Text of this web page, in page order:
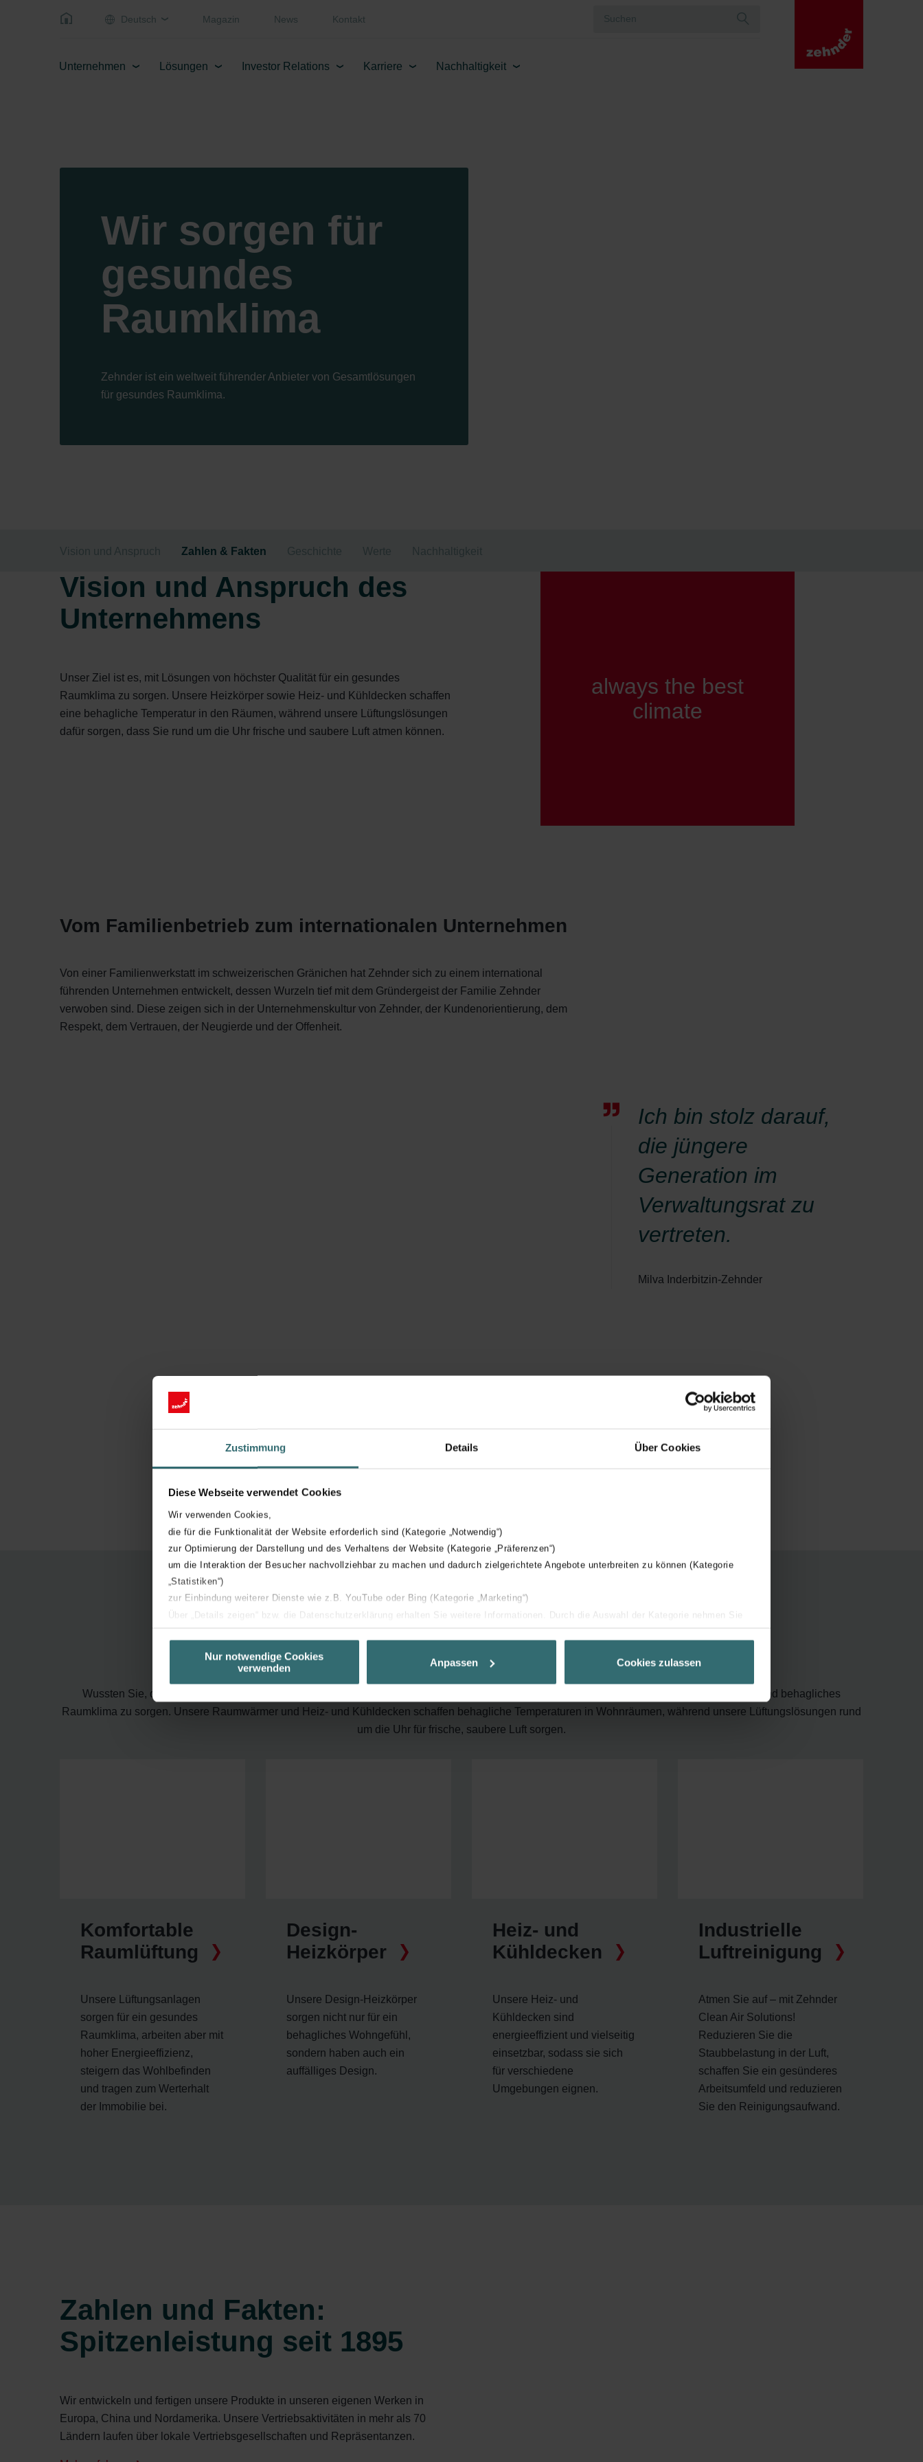
Zustimmung Details Über Cookies
Diese Webseite verwendet Cookies
Wir verwenden Cookies,
die für die Funktionalität der Website erforderlich sind (Kategorie „Notwendig“)
zur Optimierung der Darstellung und des Verhaltens der Website (Kategorie „Präferenzen“)
um die Interaktion der Besucher nachvollziehbar zu machen und dadurch zielgerichtete Angebote unterbreiten zu können (Kategorie
„Statistiken“)
zur Einbindung weiterer Dienste wie z.B. YouTube oder Bing (Kategorie „Marketing“)
Über „Details zeigen“ bzw. die Datenschutzerklärung erhalten Sie weitere Informationen. Durch die Auswahl der Kategorie nehmen Sie
unserer Website verwenden, um Ihnen die bestmögliche Nutzererfahrung zu ermöglichen und Ihnen maßgeschneiderte Informationen
basierend auf Ihren Interessen zur Verfügung zu stellen. Alle Einwilligungen können Sie selbstverständlich über einen Link in der
Datenschutzerklärung widerrufen.
Zehnder Group UK Limited: Privacy Policy
Nur notwendige Cookies
verwenden
Anpassen Cookies zulassen
Deutsch Magazin News Kontakt
Unternehmen Lösungen Investor Relations Karriere Nachhaltigkeit
Wir sorgen für
gesundes
Raumklima
Zehnder ist ein weltweit führender Anbieter von Gesamtlösungen
für gesundes Raumklima.
Vision und Anspruch Zahlen & Fakten Geschichte Werte Nachhaltigkeit
Vision und Anspruch des
Unternehmens
Unser Ziel ist es, mit Lösungen von höchster Qualität für ein gesundes
Raumklima zu sorgen. Unsere Heizkörper sowie Heiz- und Kühldecken schaffen
eine behagliche Temperatur in den Räumen, während unsere Lüftungslösungen
dafür sorgen, dass Sie rund um die Uhr frische und saubere Luft atmen können.
always the best
climate
Vom Familienbetrieb zum internationalen Unternehmen
Von einer Familienwerkstatt im schweizerischen Gränichen hat Zehnder sich zu einem international
führenden Unternehmen entwickelt, dessen Wurzeln tief mit dem Gründergeist der Familie Zehnder
verwoben sind. Diese zeigen sich in der Unternehmenskultur von Zehnder, der Kundenorientierung, dem
Respekt, dem Vertrauen, der Neugierde und der Offenheit.
Dr. Hans-Peter Zehnder und Milva Inderbitzin-Zehnder
Ich bin stolz darauf,
die jüngere
Generation im
Verwaltungsrat zu
vertreten.
Milva Inderbitzin-Zehnder
Lösung für perfektes Raumklima
Wussten Sie, dass wir 90% unserer Zeit in Innenräumen verbringen? Zehnders Mission ist es, mit erstklassigen Lösungen für ein gesundes und behagliches
Raumklima zu sorgen. Unsere Raumwärmer und Heiz- und Kühldecken schaffen behagliche Temperaturen in Wohnräumen, während unsere Lüftungslösungen rund
um die Uhr für frische, saubere Luft sorgen.
Komfortable
Raumlüftung
Unsere Lüftungsanlagen
sorgen für ein gesundes
Raumklima, arbeiten aber mit
hoher Energieeffizienz,
steigern das Wohlbefinden
und tragen zum Werterhalt
der Immobilie bei.
Design-
Heizkörper
Unsere Design-Heizkörper
sorgen nicht nur für ein
behagliches Wohngefühl,
sondern haben auch ein
auffälliges Design.
Heiz- und
Kühldecken
Unsere Heiz- und
Kühldecken sind
energieeffizient und vielseitig
einsetzbar, sodass sie sich
für verschiedene
Umgebungen eignen.
Industrielle
Luftreinigung
Atmen Sie auf – mit Zehnder
Clean Air Solutions!
Reduzieren Sie die
Staubbelastung in der Luft,
schaffen Sie ein gesünderes
Arbeitsumfeld und reduzieren
Sie den Reinigungsaufwand.
Zahlen und Fakten:
Spitzenleistung seit 1895
Wir entwickeln und fertigen unsere Produkte in unseren eigenen Werken in
Europa, China und Nordamerika. Unsere Vertriebsaktivitäten in mehr als 70
Ländern laufen über lokale Vertriebsgesellschaften und Repräsentanzen.